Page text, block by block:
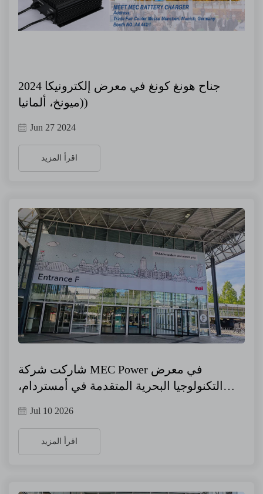
جناح هونغ كونغ في معرض إلكترونيكا 2024
(ميونخ، ألمانيا)
Jun 27 2024
اقرأ المزيد
شاركت شركة MEC Power في معرض
التكنولوجيا البحرية المتقدمة في أمستردام،
Jul 10 2026
اقرأ المزيد